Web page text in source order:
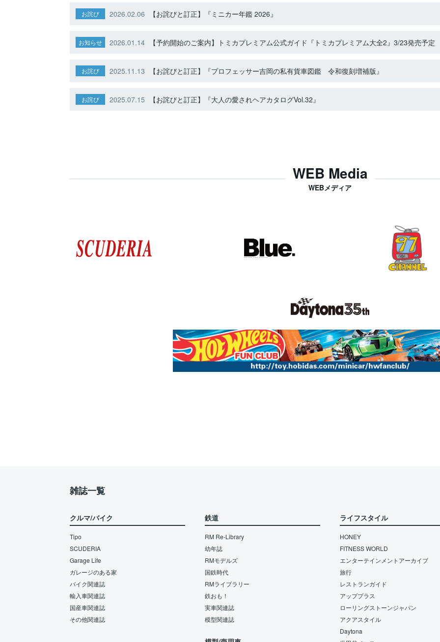
お詫び 2026.02.06 【お詫びと訂正】『ミニカー年鑑 2026』
お知らせ 2026.01.14 【予約開始のご案内】トミカプレミアム公式ガイド『トミカプレミアム大全2』3/23発売予定
お詫び 2025.11.13 【お詫びと訂正】『プロフェッサー吉岡の私有貨車図鑑 令和復刻増補版』
お詫び 2025.07.15 【お詫びと訂正】『大人の愛されヘアカタログVol.32』
WEB Media
WEBメディア
雑誌一覧
クルマ/バイク
Tipo
SCUDERIA
Garage Life
ガレージのある家
バイク関連誌
輸入車関連誌
国産車関連誌
その他関連誌
鉄道
RM Re-Library
幼年誌
RMモデルズ
国鉄時代
RMライブラリー
鉄おも！
実車関連誌
模型関連誌
ライフスタイル
HONEY
FITNESS WORLD
エンターテインメントアーカイブ
旅行
レストランガイド
アッププラス
ローリングストーンジャパン
アクアスタイル
Daytona